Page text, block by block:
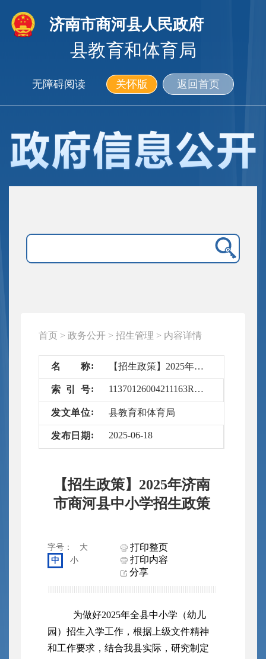
济南市商河县人民政府
县教育和体育局
无障碍阅读 关怀版 返回首页
首页 > 政务公开 > 招生管理 > 内容详情
名 称 【招生政策】2025年济南市商河县中小学招生政策
索 引 号 11370126004211163R/2025-6659515
发文单位 县教育和体育局
发布 日 期 2025-06-18
【招生政策】2025年济南
市商河县中小学招生政策
字号：
大
中
小
打印整页
打印内容
分享
为做好2025年全县中小学（幼儿
园）招生入学工作，根据上级文件精神
和工作要求，结合我县实际，研究制定